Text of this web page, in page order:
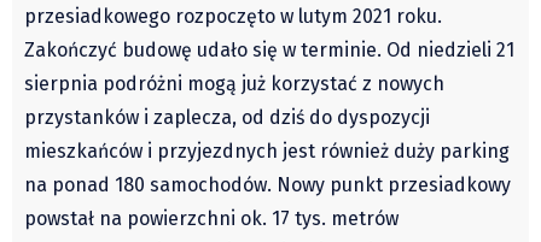
Publicystyka
Zdaniem...
Pre-teksty i kon-teksty Łęckiego
Na posiónku pisane Milerskiego (archiwum)
Na granicy Księstwa Drobika (archiwum)
przesiadkowego rozpoczęto w lutym 2021 roku.
Zakończyć budowę udało się w terminie. Od niedzieli 21
sierpnia podróżni mogą już korzystać z nowych
przystanków i zaplecza, od dziś do dyspozycji
mieszkańców i przyjezdnych jest również duży parking
na ponad 180 samochodów. Nowy punkt przesiadkowy
powstał na powierzchni ok. 17 tys. metrów